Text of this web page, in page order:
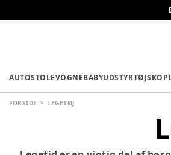
AUTOSTOLEVOGNEBABYUDSTYRTØJSKO
FORSIDE LEGETØJ